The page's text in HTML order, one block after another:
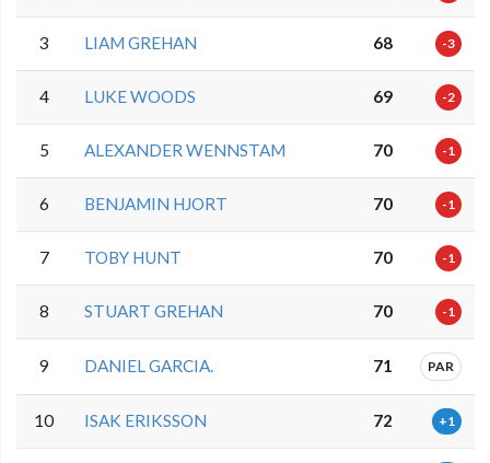
3 LIAM GREHAN 68 -3
4 LUKE WOODS 69 -2
5 ALEXANDER WENNSTAM 70 -1
6 BENJAMIN HJORT 70 -1
7 TOBY HUNT 70 -1
8 STUART GREHAN 70 -1
9 DANIEL GARCIA. 71 PAR
10 ISAK ERIKSSON 72 +1